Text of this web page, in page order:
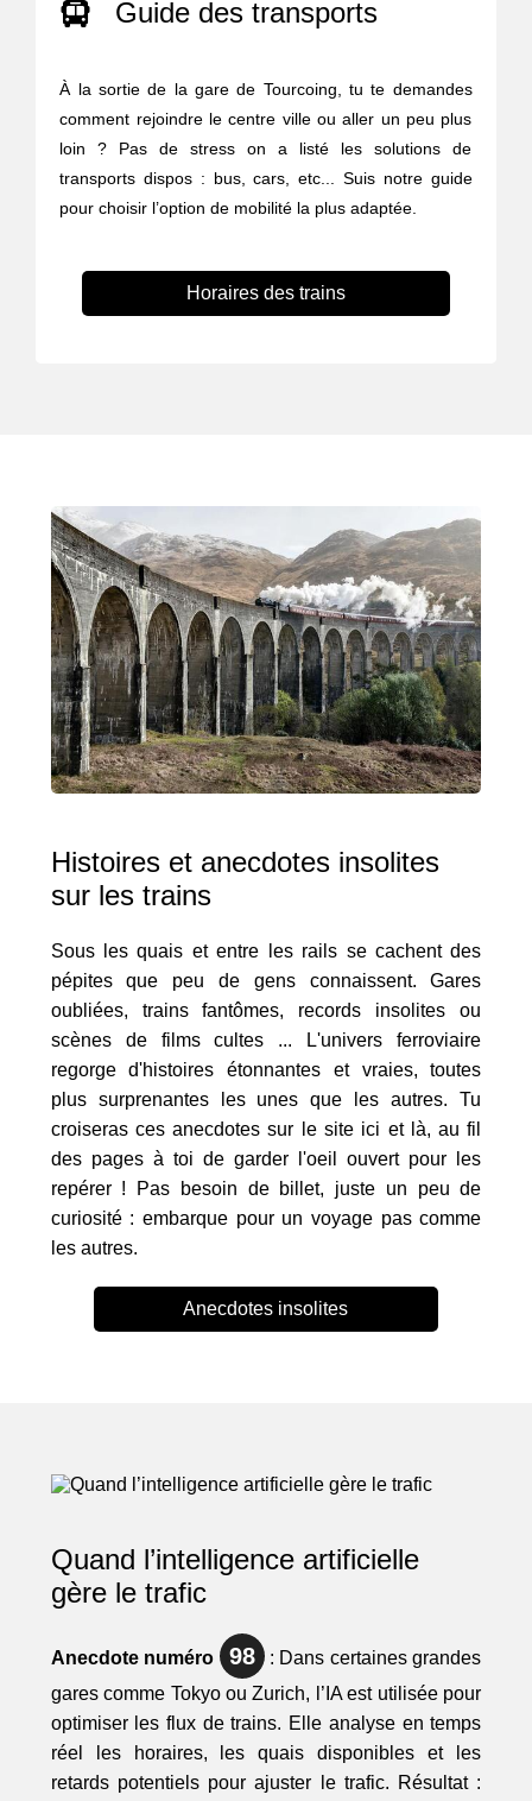
Guide des transports
À la sortie de la gare de Tourcoing, tu te demandes
comment rejoindre le centre ville ou aller un peu plus
loin ? Pas de stress on a listé les solutions de
transports dispos : bus, cars, etc... Suis notre guide
pour choisir l’option de mobilité la plus adaptée.
Horaires des trains
Histoires et anecdotes insolites
sur les trains
Sous les quais et entre les rails se cachent des
pépites que peu de gens connaissent. Gares
oubliées, trains fantômes, records insolites ou
scènes de films cultes ... L'univers ferroviaire
regorge d'histoires étonnantes et vraies, toutes
plus surprenantes les unes que les autres. Tu
croiseras ces anecdotes sur le site ici et là, au fil
des pages à toi de garder l'oeil ouvert pour les
repérer ! Pas besoin de billet, juste un peu de
curiosité : embarque pour un voyage pas comme
les autres.
Anecdotes insolites
Quand l’intelligence artificielle
gère le trafic
Anecdote numéro 98 : Dans certaines grandes
gares comme Tokyo ou Zurich, l’IA est utilisée pour
optimiser les flux de trains. Elle analyse en temps
réel les horaires, les quais disponibles et les
retards potentiels pour ajuster le trafic. Résultat :